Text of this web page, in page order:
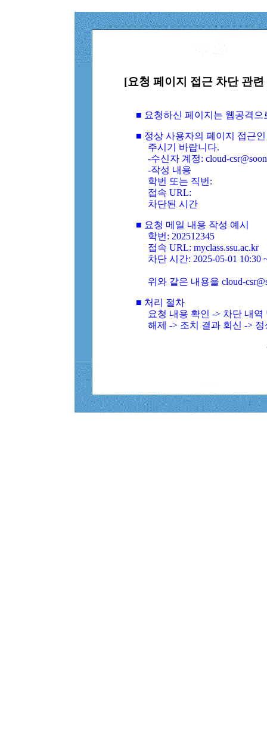
[요청 페이지 접근 차단 관
■ 요청하신 페이지는 웹공격
■ 정상 사용자의 페이지 접근
주시기 바랍니다.
-수신자 계정: cloud-
-작성 내용
학번 또는 직번:
접속 URL:
차단된 시간
■ 요청 메일 내용 작성 예시
학번: 202512345
접속 URL: myclass.ssu.ac.kr
차단 시간: 2025-05-01 10:30
위와 같은 내용을 cloud-
■ 처리 절차
요청 내용 확인 -> 차단 내
해제 -> 조치 결과 회신 ->